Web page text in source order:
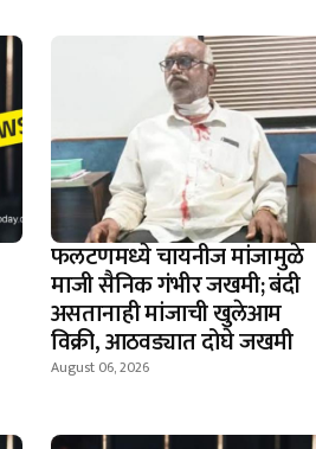
फलटणमध्ये चायनीज मांजामुळे
माजी सैनिक गंभीर जखमी; बंदी
असतानाही मांजाची खुलेआम
विक्री, आठवड्यात दोघे जखमी
August 06, 2026